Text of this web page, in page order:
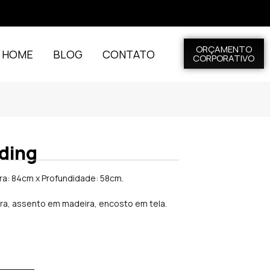
BLOG CONTATO ORÇAMENTO
CORPORATIVO
84cm x Profundidade: 58cm.
assento em madeira, encosto em tela.